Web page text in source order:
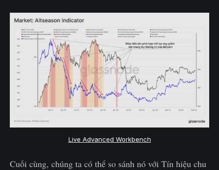
Live Advanced Workbench
Cuối cùng, chúng ta có thể so sánh nó với Tín hiệu chu